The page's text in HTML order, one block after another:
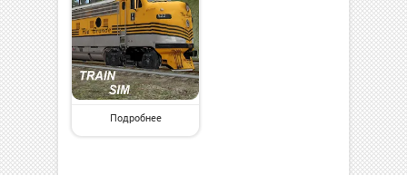
Подробнее